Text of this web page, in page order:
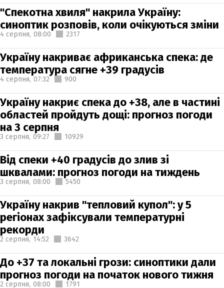
"Спекотна хвиля" накрила Україну:
синоптик розповів, коли очікуються зміни
4 серпня, 08:00 2317
Україну накриває африканська спека: де
температура сягне +39 градусів
4 серпня, 07:32 900
Україну накриє спека до +38, але в частині
областей пройдуть дощі: прогноз погоди
на 3 серпня
3 серпня, 09:27 10929
Від спеки +40 градусів до злив зі
шквалами: прогноз погоди на тиждень
3 серпня, 08:00 5450
Україну накрив "тепловий купол": у 5
регіонах зафіксували температурні
рекорди
2 серпня, 14:52 3642
До +37 та локальні грози: синоптики дали
прогноз погоди на початок нового тижня
2 серпня, 08:00 1791